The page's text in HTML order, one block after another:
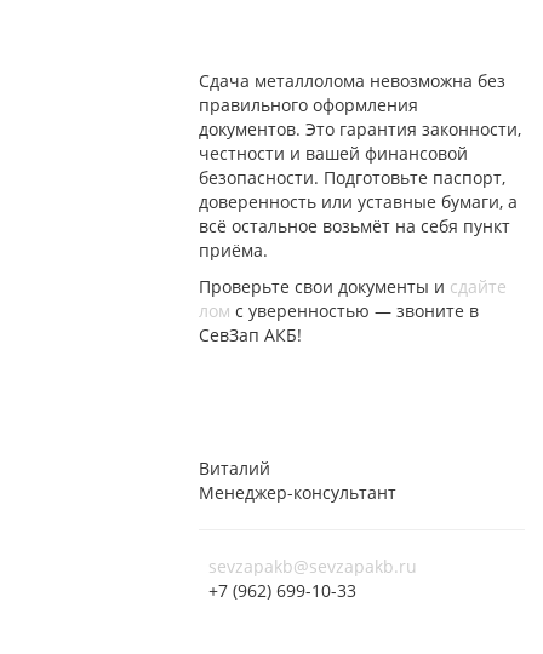
Сдача металлолома невозможна без
правильного оформления
документов. Это гарантия законности,
честности и вашей финансовой
безопасности. Подготовьте паспорт,
доверенность или уставные бумаги, а
всё остальное возьмёт на себя пункт
приёма.
Проверьте свои документы и сдайте
лом с уверенностью — звоните в
СевЗап АКБ!
Виталий
Менеджер-консультант
sevzapakb@sevzapakb.ru
+7 (962) 699-10-33